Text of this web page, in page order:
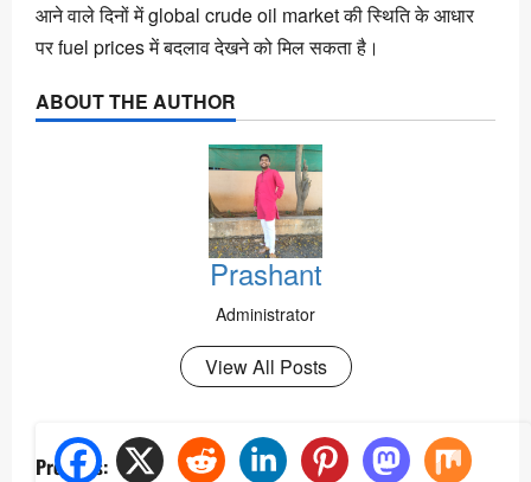
आने वाले दिनों में global crude oil market की स्थिति के आधार
पर fuel prices में बदलाव देखने को मिल सकता है।
ABOUT THE AUTHOR
Prashant
Administrator
View All Posts
P
Previous: